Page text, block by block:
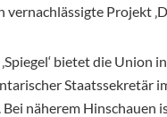
vernachlässigte Projekt
bietet die Union
Staatssekretär
näherem Hinschauen